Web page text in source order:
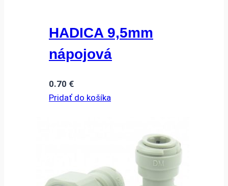
HADICA 9,5mm
nápojová
0.70 €
Pridať do košíka